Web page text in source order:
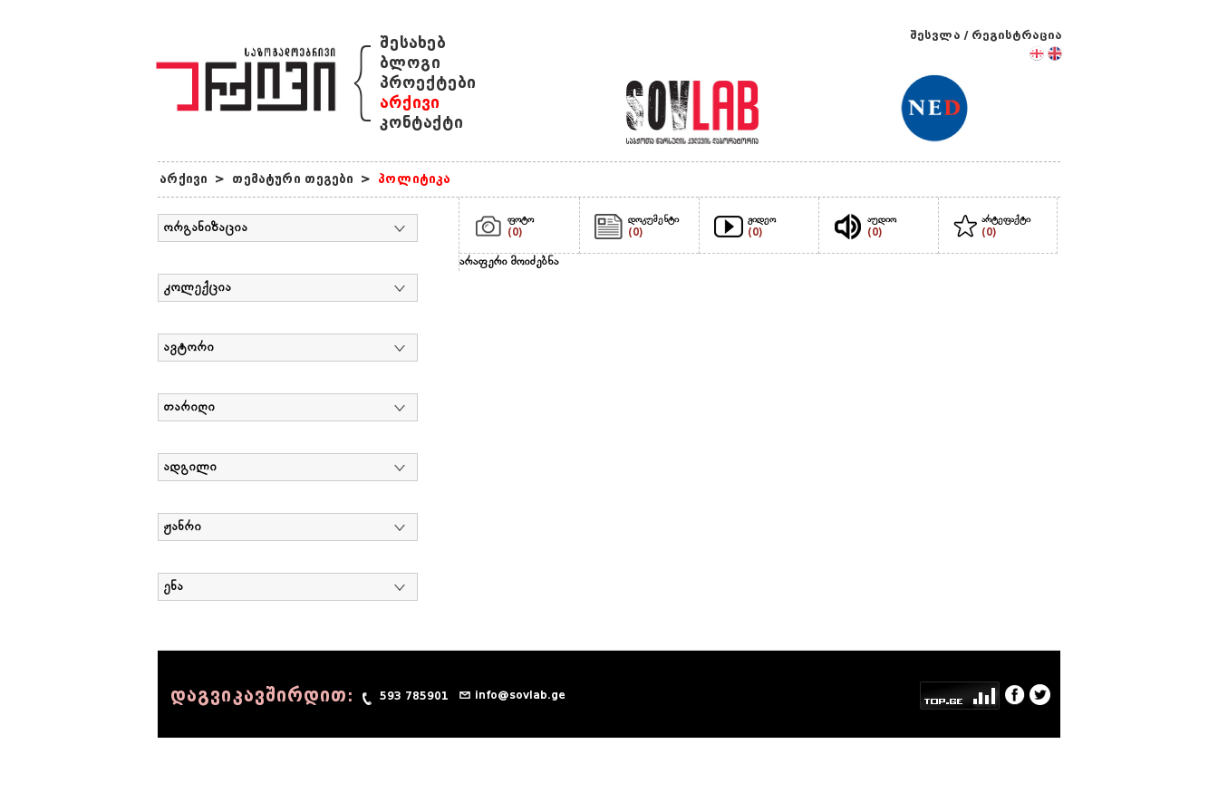
{ შესახებ
ბლოგი
პროექტები
არქივი
კონტაქტი
შესვლა / რეგისტრაცია
არქივი > თემატური თეგები > პოლიტიკა
ორგანიზაცია
კოლექცია
ავტორი
თარიღი
ადგილი
ჟანრი
ენა
ფოტო
(0)
დოკუმენტი
(0)
ვიდეო
(0)
აუდიო
(0)
არტეფაქტი
(0)
არაფერი მოიძებნა
დაგვიკავშირდით: 593 785901 info@sovlab.ge